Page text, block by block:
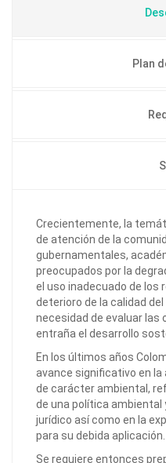
Plan
Crecientemente, la
de atención de la
gubernamentales,
preocupados por la
el uso inadecuado de los
deterioro de la calidad
necesidad de evaluar las
entraña el desarrollo
En los últimos años
avance significativo en
de carácter ambiental,
de una política
jurídico así como en la
para su debida aplicación.
Se requiere entonces